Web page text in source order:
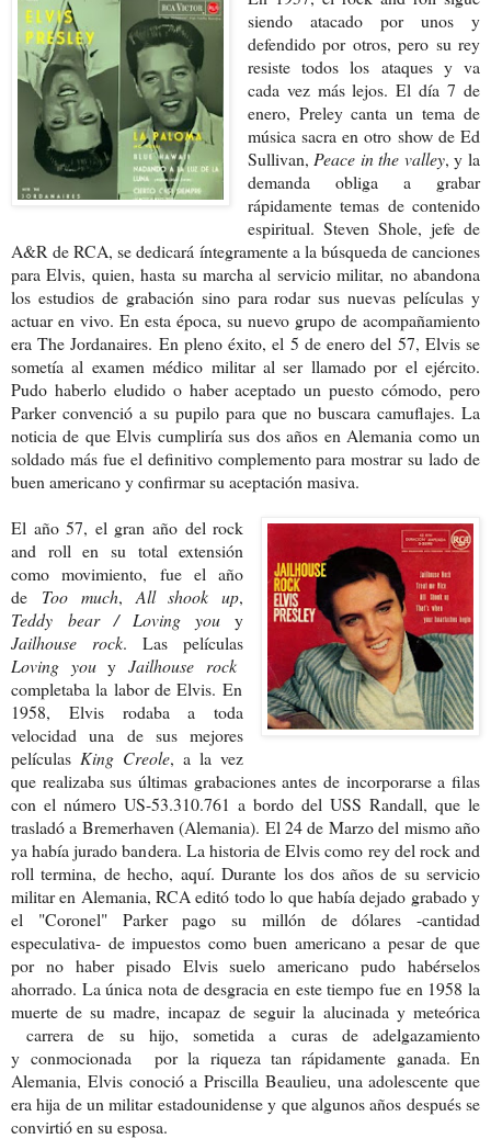
siendo atacado por unos y
defendido por otros, pero su rey
resiste todos los ataques y va
cada vez más lejos. El día 7 de
enero, Preley canta un tema de
música sacra en otro show de Ed
Sullivan, Peace in the valley, y la
demanda obliga a grabar
rápidamente temas de contenido
espiritual. Steven Shole, jefe de
A&R de RCA, se dedicará íntegramente a la búsqueda de canciones
para Elvis, quien, hasta su marcha al servicio militar, no abandona
los estudios de grabación sino para rodar sus nuevas películas y
actuar en vivo. En esta época, su nuevo grupo de acompañamiento
era The Jordanaires. En pleno éxito, el 5 de enero del 57, Elvis se
sometía al examen médico militar al ser llamado por el ejército.
Pudo haberlo eludido o haber aceptado un puesto cómodo, pero
Parker convenció a su pupilo para que no buscara camuflajes. La
noticia de que Elvis cumpliría sus dos años en Alemania como un
soldado más fue el definitivo complemento para mostrar su lado de
buen americano y confirmar su aceptación masiva.
El año 57, el gran año del rock
and roll en su total extensión
como movimiento, fue el año
de Too much, All shook up,
Teddy bear / Loving you y
Jailhouse rock. Las películas
Loving youy Jailhouse rock
completaba la labor de Elvis. En
1958, Elvis rodaba a toda
velocidad una de sus mejores
películas King Creole, a la vez
que realizaba sus últimas grabaciones antes de incorporarse a filas
con el número US-53.310.761 a bordo del USS Randall, que le
trasladó a Bremerhaven (Alemania). El 24 de Marzo del mismo año
ya había jurado bandera. La historia de Elvis como rey del rock and
roll termina, de hecho, aquí. Durante los dos años de su servicio
militar en Alemania, RCA editó todo lo que había dejado grabado y
el "Coronel" Parker pago su millón de dólares -cantidad
especulativa- de impuestos como buen americano a pesar de que
por no haber pisado Elvis suelo americano pudo habérselos
ahorrado. La única nota de desgracia en este tiempo fue en 1958 la
muerte de su madre, incapaz de seguir la alucinada y meteórica
carrera de su hijo, sometida a curas de adelgazamiento
y conmocionada por la riqueza tan rápidamente ganada. En
Alemania, Elvis conoció a Priscilla Beaulieu, una adolescente que
era hija de un militar estadounidense y que algunos años después se
convirtió en su esposa.